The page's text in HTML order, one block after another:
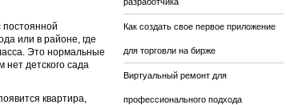
постоянной
или в районе, где
Это нормальные
нет детского сада
квартира,
Как создать свое первое приложение
для торговли на бирже
Виртуальный ремонт для
профессионального подхода